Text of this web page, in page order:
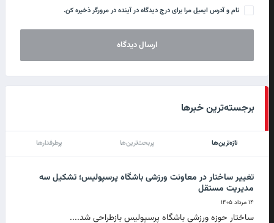
نام و آدرس ایمیل مرا برای درج دیدگاه در آینده در مرورگر ذخیره کن.
برجسته‌ترین خبرها
تازه‌ترین‌ها پربحث‌ترین‌ها پرطرفدارها
تغییر ساختار در معاونت ورزشی باشگاه پرسپولیس؛ تشکیل سه
مدیریت مستقل
۱۴ مرداد ۱۴۰۵
ساختار حوزه ورزشی باشگاه پرسپولیس بازطراحی شد....